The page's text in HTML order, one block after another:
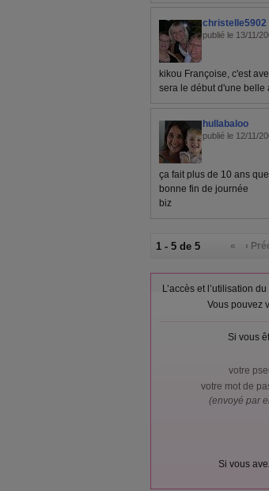
christelle5902
publié le 13/11/
kikou Françoise, c'est
sera le début d'une belle
hullabaloo
publié le 12/11/
ça fait plus de 10 ans
bonne fin de journée
biz
1 - 5 de 5 « ‹
L’accès et l’utilisation
Vous pouvez
Si vous
votre
votre mot de
(envoyé par
Si vous